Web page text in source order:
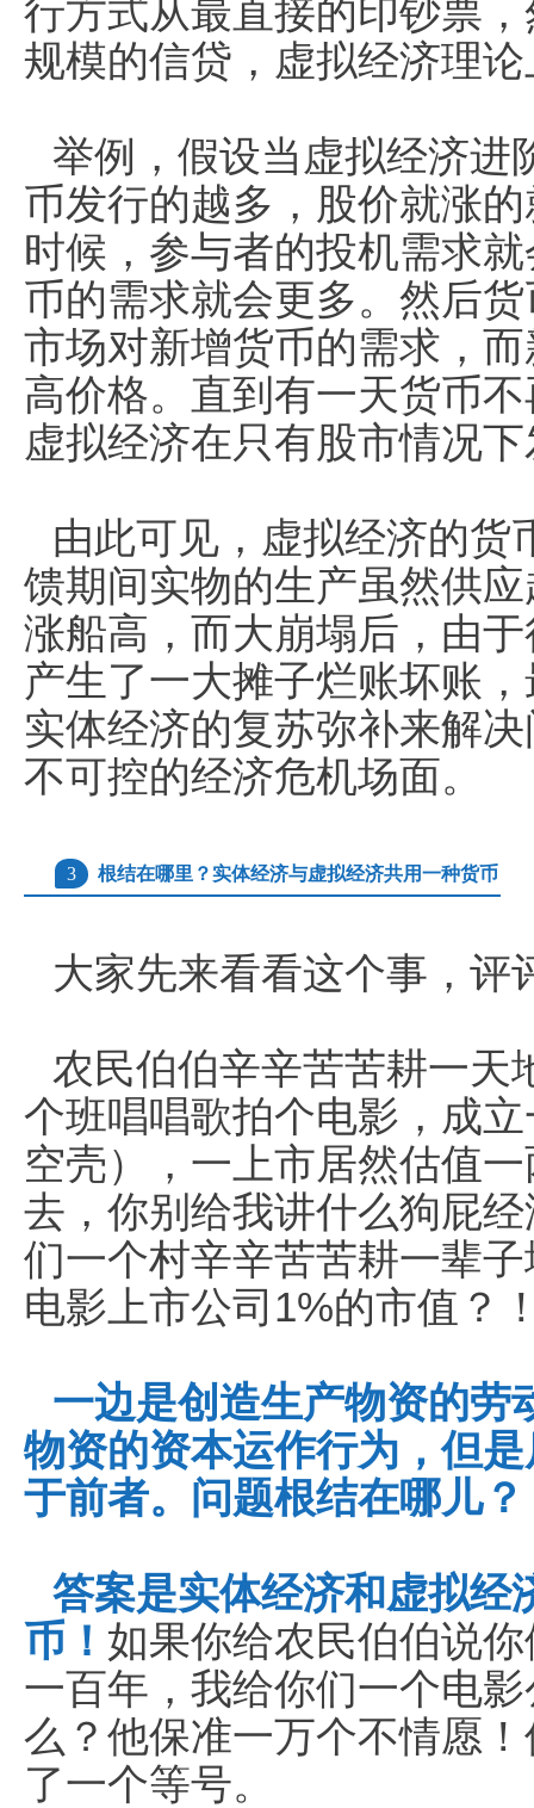
行方式从最直接的印钞票
规模的信贷，虚拟经济理
举例，假设当虚拟经济进
币发行的越多，股价就涨
时候，参与者的投机需求
币的需求就会更多。然后
市场对新增货币的需求，
高价格。直到有一天货币
虚拟经济在只有股市情况
由此可见，虚拟经济的货
馈期间实物的生产虽然供
涨船高，而大崩塌后，由
产生了一大摊子烂账坏账
实体经济的复苏弥补来解
不可控的经济危机场面。
3 根结在哪里？实体经济与虚拟经济共用一种货币
大家先来看看这个事，评
农民伯伯辛辛苦苦耕一天
个班唱唱歌拍个电影，成
空壳），一上市居然估值
去，你别给我讲什么狗屁
们一个村辛辛苦苦耕一辈
电影上市公司1%的市值？
一边是创造生产物资的劳
物资的资本运作行为，但
于前者。问题根结在哪儿？
答案是实体经济和虚拟经
币！ 如果你给农民伯伯说
一百年，我给你们一个电
么？他保准一万个不情愿
了一个等号。